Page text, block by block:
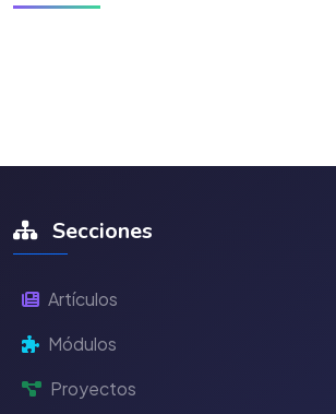
Secciones
Artículos
Módulos
Proyectos